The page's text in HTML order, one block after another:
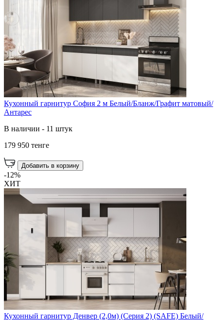
Кухонный гарнитур София 2 м Белый/Бланж/Графит матовый/
Антарес
В наличии - 11 штук
179 950 тенге
Добавить в корзину
-12%
ХИТ
Кухонный гарнитур Денвер (2,0м) (Серия 2) (SAFE) Белый/